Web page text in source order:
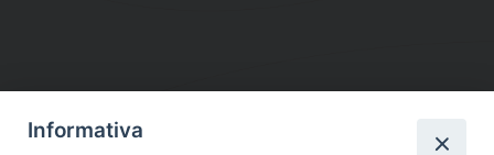
DIOCESI SUBURBICARIA DI ALBANO
Informativa